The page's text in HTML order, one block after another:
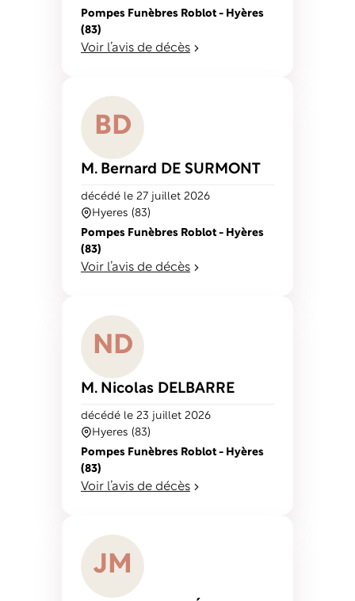
Pompes Funèbres Roblot - Hyères
(83)
Voir l’avis de décès
B D
M. Bernard DE SURMONT
Hyeres (83)
décédé le 27 juillet 2026
Pompes Funèbres Roblot - Hyères
(83)
Voir l’avis de décès
N D
M. Nicolas DELBARRE
Hyeres (83)
décédé le 23 juillet 2026
Pompes Funèbres Roblot - Hyères
(83)
Voir l’avis de décès
J M